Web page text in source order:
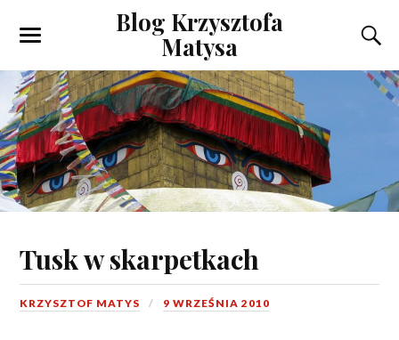
Blog Krzysztofa
Matysa
Tusk w skarpetkach
KRZYSZTOF MATYS 9 WRZEŚNIA 2010